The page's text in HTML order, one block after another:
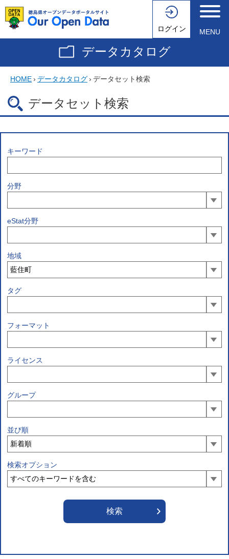
ログイン MENU
データカタログ
HOME› データカタログ› データセット検索
データセット検索
キーワード
分野
eStat分野
地域
タグ
フォーマット
ライセンス
グループ
並び順
検索オプション